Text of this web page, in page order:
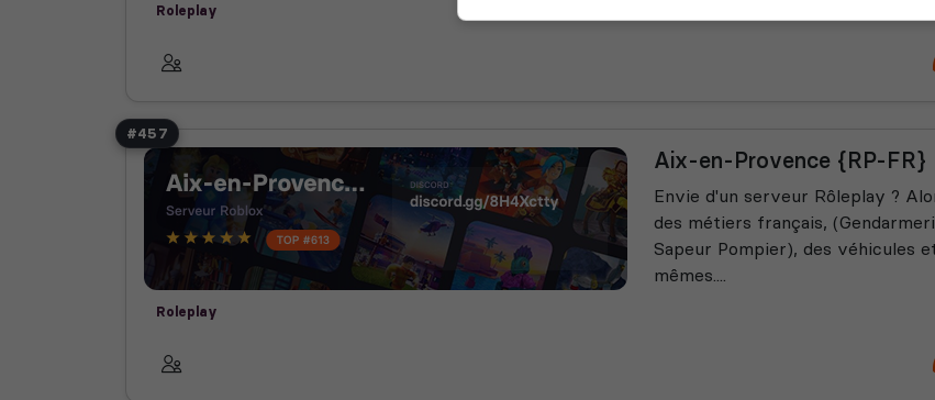
Roleplay
#457
Roleplay
Aix-en-Provence {RP-FR}
Envie d'un serveur Rôleplay ?
des métiers français,
Sapeur Pompier), des véhicules
mêmes....